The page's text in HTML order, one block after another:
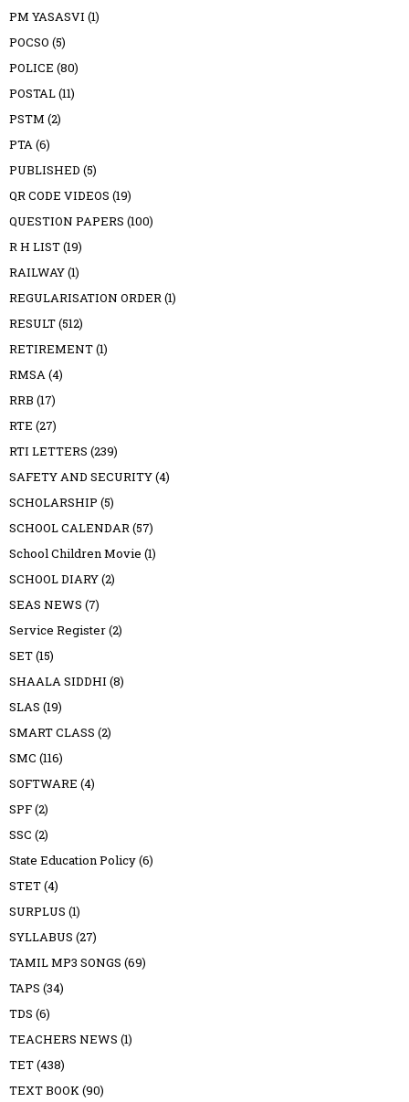
PM YASASVI (1)
POCSO (5)
POLICE (80)
POSTAL(11)
PSTM (2)
PTA(6)
PUBLISHED (5)
QR CODE VIDEOS (19)
QUESTION PAPERS (100)
R H LIST(19)
RAILWAY(1)
REGULARISATION ORDER(1)
RESULT(512)
RETIREMENT(1)
RMSA(4)
RRB (17)
RTE (27)
RTI LETTERS (239)
SAFETY AND SECURITY(4)
SCHOLARSHIP (5)
SCHOOL CALENDAR(57)
School Children Movie (1)
SCHOOL DIARY(2)
SEAS NEWS (7)
Service Register(2)
SET(15)
SHAALA SIDDHI (8)
SLAS (19)
SMART CLASS (2)
SMC (116)
SOFTWARE (4)
SPF(2)
SSC (2)
State Education Policy(6)
STET(4)
SURPLUS (1)
SYLLABUS (27)
TAMIL MP3 SONGS (69)
TAPS (34)
TDS (6)
TEACHERS NEWS (1)
TET(438)
TEXT BOOK(90)